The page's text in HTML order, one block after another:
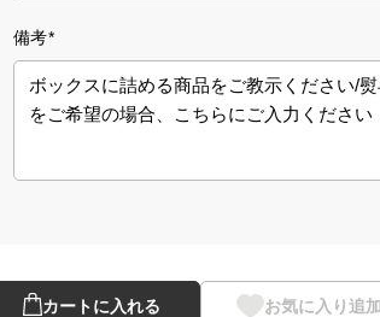
備考*
カートに入れる お気に入り追加